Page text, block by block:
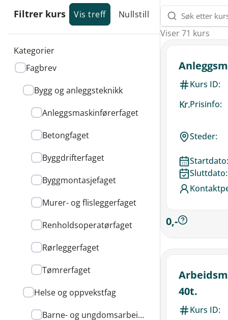
Utvid/minimer
skuff
Filtrer kurs Vis treff Nullstill
Kategorier
VELG
KATEGORI
Fagbrev
Bygg og anleggsteknikk
Anleggsmaskinførerfaget
Betongfaget
Byggdrifterfaget
Byggmontasjefaget
Murer- og flisleggerfaget
Renholdsoperatørfaget
Rørleggerfaget
Tømrerfaget
Helse og oppvekstfag
Barne- og ungdomsarbeiderfaget
Søk
etter
kurs
Søk
Viser71 kurs
Kurs ID:
Kr.Prisinfo:
Steder:
Startdato:
Sluttdato:
0,-
40t.
Kurs ID: